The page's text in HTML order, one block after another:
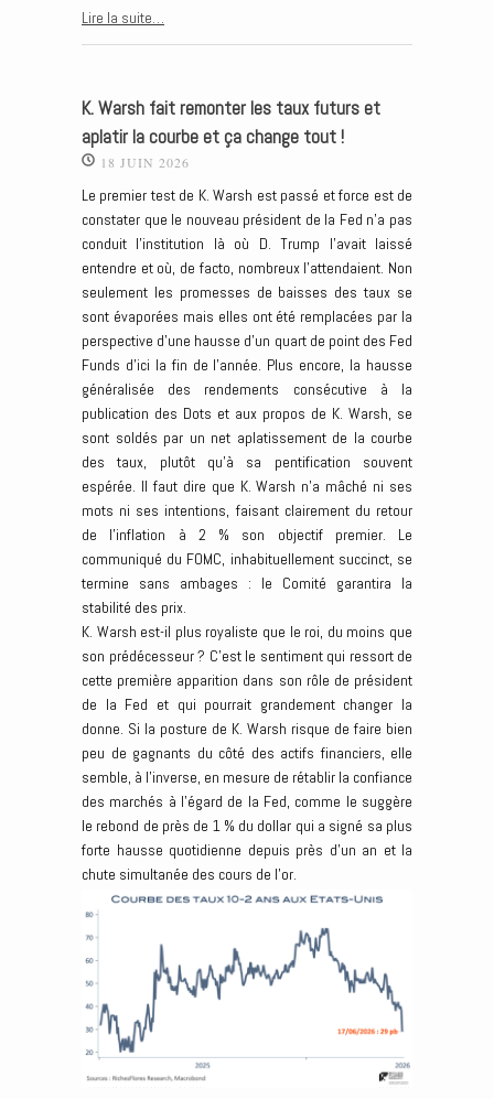
Lire la suite…
K. Warsh fait remonter les taux futurs et
aplatir la courbe et ça change tout !
18 JUIN 2026
Le premier test de K. Warsh est passé et force est de
constater que le nouveau président de la Fed n’a pas
conduit l’institution là où D. Trump l’avait laissé
entendre et où, de facto, nombreux l’attendaient. Non
seulement les promesses de baisses des taux se
sont évaporées mais elles ont été remplacées par la
perspective d’une hausse d’un quart de point des Fed
Funds d’ici la fin de l’année. Plus encore, la hausse
généralisée des rendements consécutive à la
publication des Dots et aux propos de K. Warsh, se
sont soldés par un net aplatissement de la courbe
des taux, plutôt qu’à sa pentification souvent
espérée. Il faut dire que K. Warsh n’a mâché ni ses
mots ni ses intentions, faisant clairement du retour
de l’inflation à 2 % son objectif premier. Le
communiqué du FOMC, inhabituellement succinct, se
termine sans ambages : le Comité garantira la
stabilité des prix.
K. Warsh est-il plus royaliste que le roi, du moins que
son prédécesseur ? C’est le sentiment qui ressort de
cette première apparition dans son rôle de président
de la Fed et qui pourrait grandement changer la
donne. Si la posture de K. Warsh risque de faire bien
peu de gagnants du côté des actifs financiers, elle
semble, à l’inverse, en mesure de rétablir la confiance
des marchés à l’égard de la Fed, comme le suggère
le rebond de près de 1 % du dollar qui a signé sa plus
forte hausse quotidienne depuis près d’un an et la
chute simultanée des cours de l’or.